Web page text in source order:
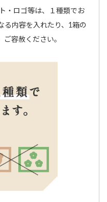
・ロゴ等は、１種類でお
る内容を入れたり、1箱の
容赦ください。